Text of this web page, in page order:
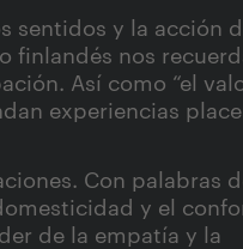
sentidos y la acción
finlandés nos
Así como “el
experiencias
Con palabras
y el
de la empatía y la